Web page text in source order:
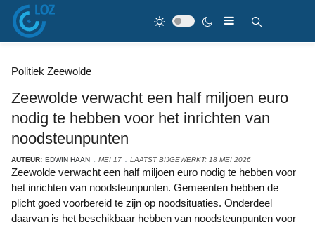
Politiek Zeewolde
Zeewolde verwacht een half miljoen euro
nodig te hebben voor het inrichten van
noodsteunpunten
AUTEUR: EDWIN HAAN MEI 17 LAATST BIJGEWERKT: 18 MEI 2026
Zeewolde verwacht een half miljoen euro nodig te hebben voor
het inrichten van noodsteunpunten. Gemeenten hebben de
plicht goed voorbereid te zijn op noodsituaties. Onderdeel
daarvan is het beschikbaar hebben van noodsteunpunten voor